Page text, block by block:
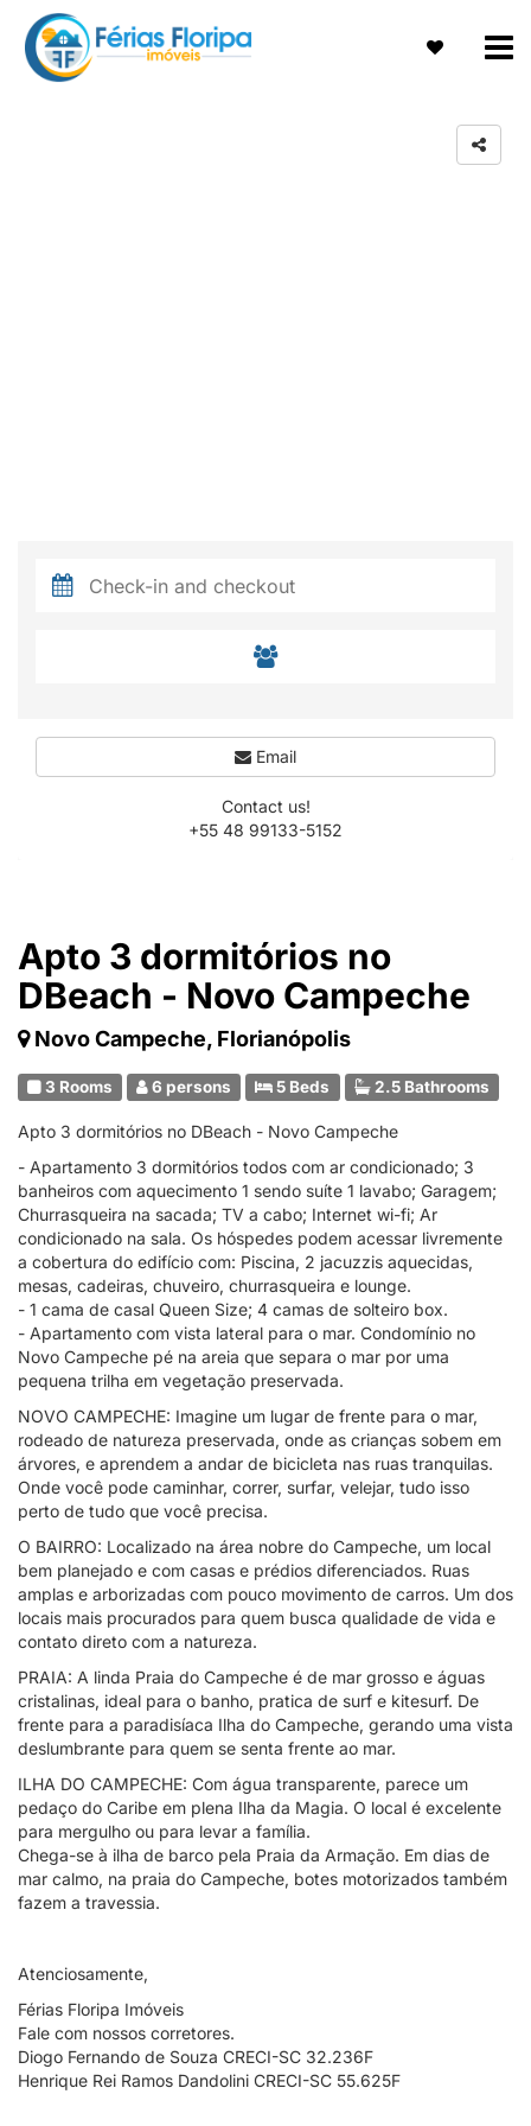
Apto 3 dormitórios no
DBeach - Novo Campeche
Novo Campeche, Florianópolis
3 Rooms 6 persons 5 Beds 2.5 Bathrooms
Apto 3 dormitórios no DBeach - Novo Campeche
- Apartamento 3 dormitórios todos com ar condicionado; 3
banheiros com aquecimento 1 sendo suíte 1 lavabo; Garagem;
Churrasqueira na sacada; TV a cabo; Internet wi-fi; Ar
condicionado na sala. Os hóspedes podem acessar livremente
a cobertura do edifício com: Piscina, 2 jacuzzis aquecidas,
mesas, cadeiras, chuveiro, churrasqueira e lounge.
- 1 cama de casal Queen Size; 4 camas de solteiro box.
- Apartamento com vista lateral para o mar. Condomínio no
Novo Campeche pé na areia que separa o mar por uma
pequena trilha em vegetação preservada.
NOVO CAMPECHE: Imagine um lugar de frente para o mar,
rodeado de natureza preservada, onde as crianças sobem em
árvores, e aprendem a andar de bicicleta nas ruas tranquilas.
Onde você pode caminhar, correr, surfar, velejar, tudo isso
perto de tudo que você precisa.
O BAIRRO: Localizado na área nobre do Campeche, um local
bem planejado e com casas e prédios diferenciados. Ruas
amplas e arborizadas com pouco movimento de carros. Um dos
locais mais procurados para quem busca qualidade de vida e
contato direto com a natureza.
PRAIA: A linda Praia do Campeche é de mar grosso e águas
cristalinas, ideal para o banho, pratica de surf e kitesurf. De
frente para a paradisíaca Ilha do Campeche, gerando uma vista
deslumbrante para quem se senta frente ao mar.
ILHA DO CAMPECHE: Com água transparente, parece um
pedaço do Caribe em plena Ilha da Magia. O local é excelente
para mergulho ou para levar a família.
Chega-se à ilha de barco pela Praia da Armação. Em dias de
mar calmo, na praia do Campeche, botes motorizados também
fazem a travessia.
Atenciosamente,
Férias Floripa Imóveis
Fale com nossos corretores.
Diogo Fernando de Souza CRECI-SC 32.236F
Henrique Rei Ramos Dandolini CRECI-SC 55.625F
Email
Contact us!
+55 48 99133-5152